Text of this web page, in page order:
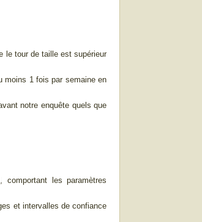
tour de taille est supérieur
1 fois par semaine en
notre enquête quels que
comportant les paramètres
et intervalles de confiance